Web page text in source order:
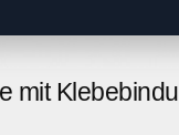
mit